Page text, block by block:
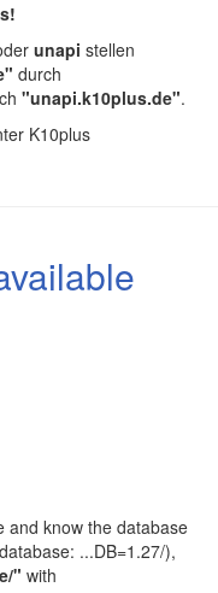
unapi stellen
durch
"unapi.k10plus.de".
K10plus
and know the database
...DB=1.27/),
" with